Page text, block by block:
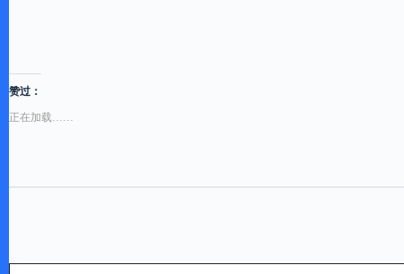
赞过：
正在加载……
输入您的电子邮件…